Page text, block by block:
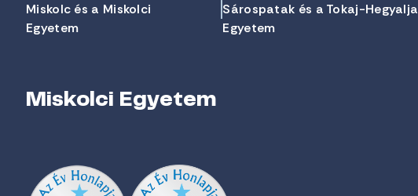
Miskolc és a Miskolci
Egyetem
Sárospatak és a Tokaj-Hegyalja
Egyetem
Miskolci Egyetem